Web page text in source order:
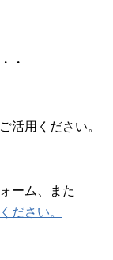
・
活用ください。
ーム、また
ださい。